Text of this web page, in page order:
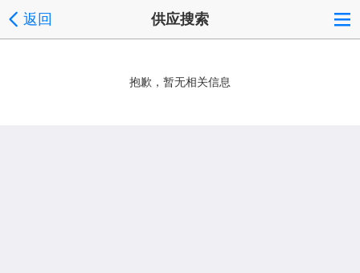
返回 供应搜索
抱歉，暂无相关信息